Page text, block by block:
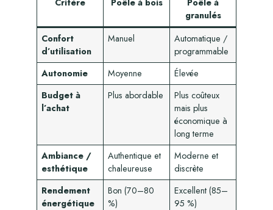
granulés
Confort
d’utilisation
Manuel
Automatique /
programmable
Autonomie
Moyenne
Élevée
Budget à
l’achat
Plus abordable
Plus coûteux
mais plus
économique à
long terme
Ambiance /
esthétique
Authentique et
chaleureuse
Moderne et
discrète
Rendement
énergétique
Bon (70–80
%)
Excellent (85–
95 %)